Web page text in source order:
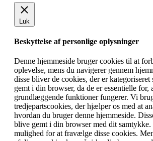
Luk
Beskyttelse af personlige oplysninger
Denne hjemmeside bruger cookies til at
oplevelse, mens du navigerer gennem
disse bliver de cookies, der er kategoriseret
gemt i din browser, da de er essentielle for,
grundlæggende funktioner fungerer. Vi
tredjepartscookies, der hjælper os med at
hvordan du bruger denne hjemmeside.
blive gemt i din browser med dit samtykke.
mulighed for at fravælge disse cookies.